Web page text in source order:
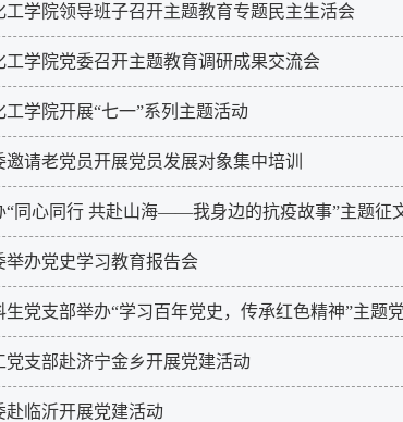
工学院领导班子召开主题教育专题民主生活会
工学院党委召开主题教育调研成果交流会
工学院开展“七一”系列主题活动
邀请老党员开展党员发展对象集中培训
“同心同行 共赴山海——我身边的抗疫故事”主题征
举办党史学习教育报告会
生党支部举办“学习百年党史，传承红色精神”主题
党支部赴济宁金乡开展党建活动
赴临沂开展党建活动